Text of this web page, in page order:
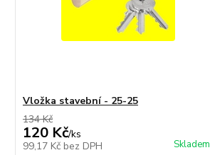
Vložka stavební - 25-25
134 Kč
120 Kč/ks
99,17 Kč bez DPH Skladem